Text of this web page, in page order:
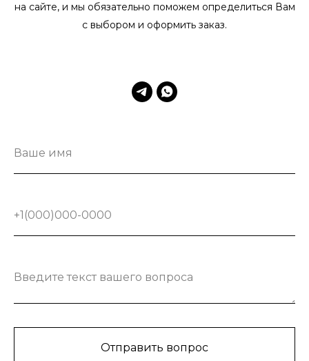
на сайте, и мы обязательно поможем определиться Вам
с выбором и оформить заказ.
Ваше имя
+1(000)000-0000
Введите текст вашего вопроса
Отправить вопрос